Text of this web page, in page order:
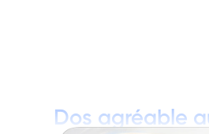
Dos agréable